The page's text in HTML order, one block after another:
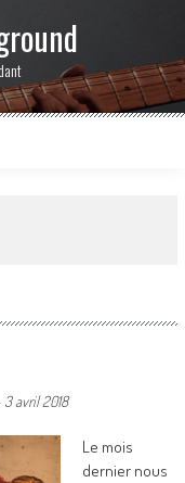
3 avril 2018
Le mois
dernier nous